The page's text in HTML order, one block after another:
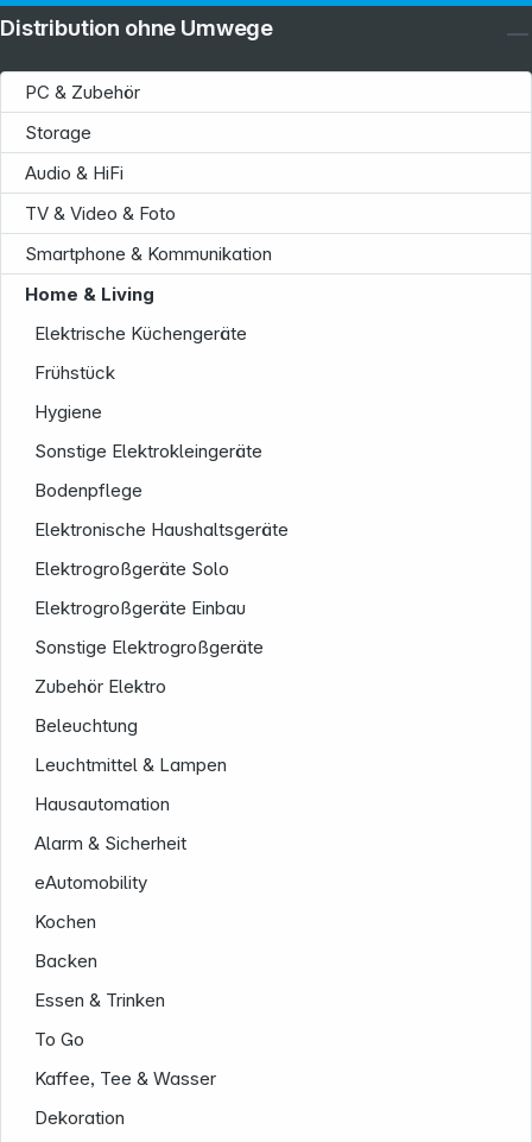
PC & Zubehör
Storage
Audio & HiFi
TV & Video & Foto
Smartphone & Kommunikation
Home & Living
Elektrische Küchengeräte
Frühstück
Hygiene
Sonstige Elektrokleingeräte
Bodenpflege
Elektronische Haushaltsgeräte
Elektrogroßgeräte Solo
Elektrogroßgeräte Einbau
Sonstige Elektrogroßgeräte
Zubehör Elektro
Beleuchtung
Leuchtmittel & Lampen
Hausautomation
Alarm & Sicherheit
eAutomobility
Kochen
Backen
Essen & Trinken
To Go
Kaffee, Tee & Wasser
Dekoration
Distribution ohne Umwege